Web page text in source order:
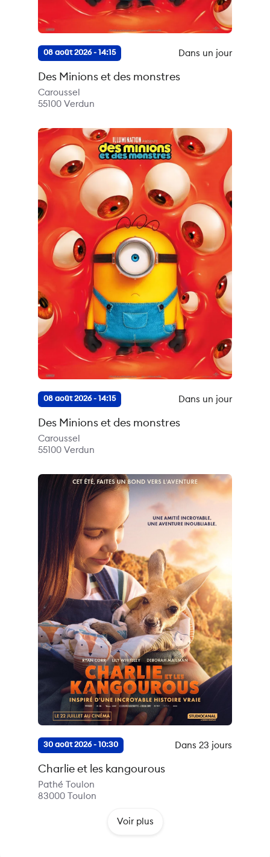
08 août 2026 - 14:15 Dans un jour
Des Minions et des monstres
Caroussel
55100 Verdun
08 août 2026 - 14:15 Dans un jour
Des Minions et des monstres
Caroussel
55100 Verdun
30 août 2026 - 10:30 Dans 23 jours
Charlie et les kangourous
Pathé Toulon
83000
Toulon
Voir plus